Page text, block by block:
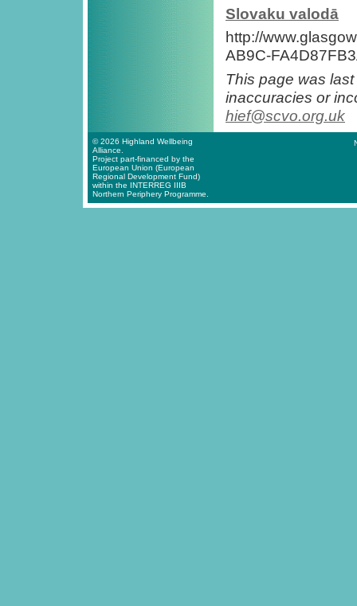
Slovaku valodā
http://
AB9C-
This page was
inaccuracies or
hief@scvo.org.uk
© 2026 Highland Wellbeing
Alliance.
Project part-financed by the
European Union (European
Regional Development Fund)
within the INTERREG IIIB
Northern Periphery Programme.